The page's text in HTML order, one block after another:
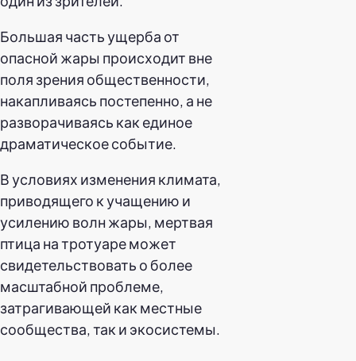
Большая часть ущерба от
опасной жары происходит вне
поля зрения общественности,
накапливаясь постепенно, а не
разворачиваясь как единое
драматическое событие.
В условиях изменения климата,
приводящего к учащению и
усилению волн жары, мертвая
птица на тротуаре может
свидетельствовать о более
масштабной проблеме,
затрагивающей как местные
сообщества, так и экосистемы.